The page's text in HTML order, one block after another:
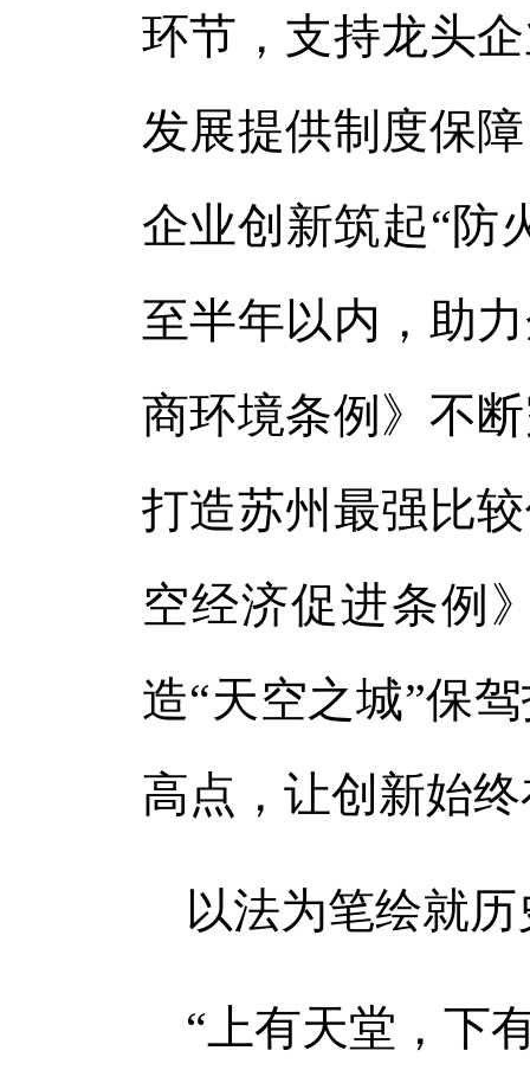
环节，支持龙头
发展提供制度保
企业创新筑起“防
至半年以内，助
商环境条例》不
打造苏州最强比
空经济促进条例
造“天空之城”保
高点，让创新始
以法为笔绘就
“上有天堂，下